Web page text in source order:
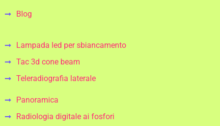
Blog
Lampada led per sbiancamento
Tac 3d cone beam
Teleradiografia laterale
Panoramica
Radiologia digitale ai fosfori